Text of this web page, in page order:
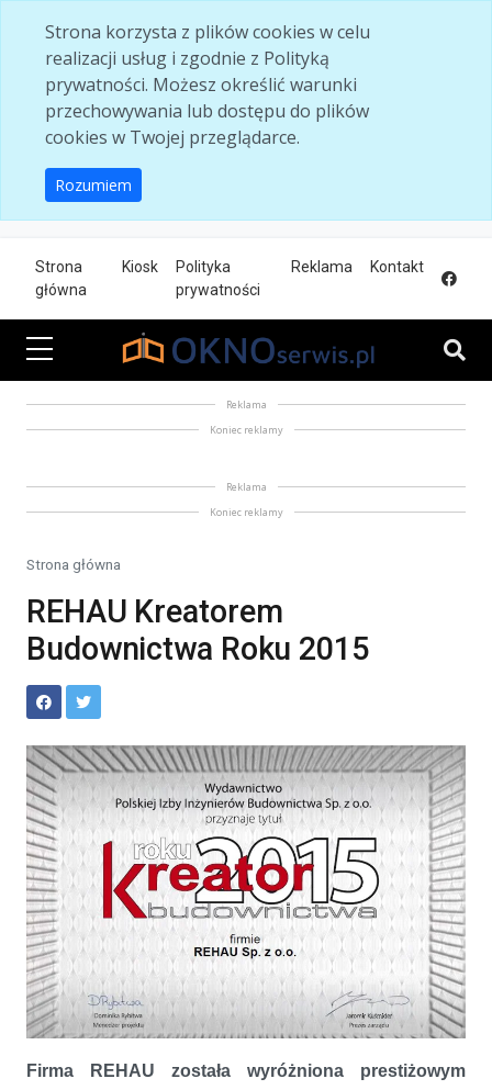
Strona korzysta z plików cookies w celu
realizacji usług i zgodnie z Polityką
prywatności. Możesz określić warunki
przechowywania lub dostępu do plików
cookies w Twojej przeglądarce.
Rozumiem
Strona
główna
Kiosk
Polityka
prywatności
Reklama Kontakt
Reklama
Koniec reklamy
Reklama
Koniec reklamy
Strona główna
REHAU Kreatorem
Budownictwa Roku 2015
REHAU Kreatorem Budownictwa Roku 2015
Firma REHAU została wyróżniona prestiżowym